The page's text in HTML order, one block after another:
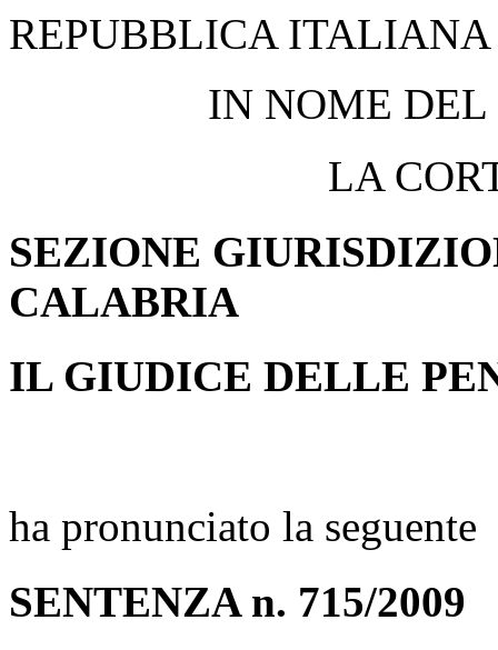
REPUBBLICA ITALIANA
IN NOME
LA
SEZIONE
CALABRIA
IL GIUDICE DELLE
ha pronunciato la seguente
SENTENZA n. 715/2009